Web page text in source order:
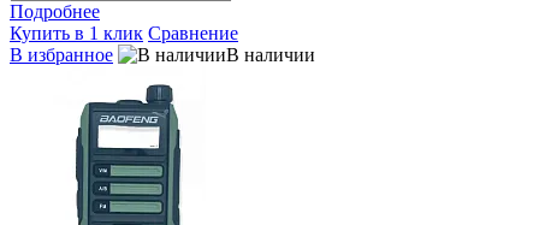
Подробнее
Купить в 1 клик Сравнение
В избранное
В наличии